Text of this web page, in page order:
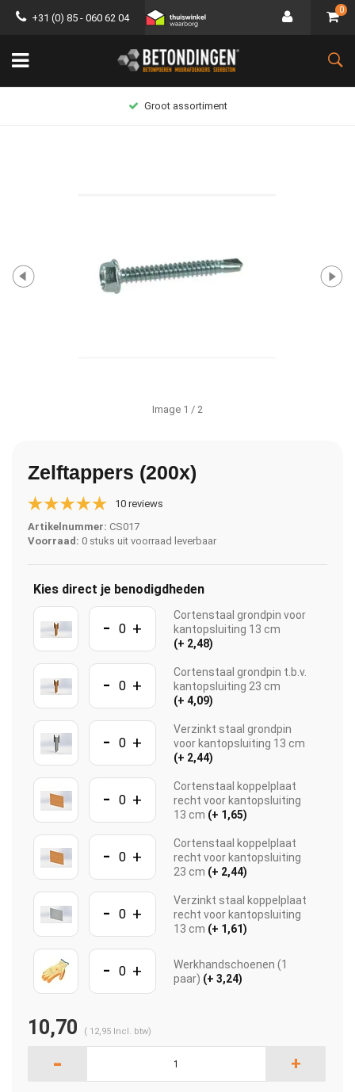
+31 (0) 85 - 060 62 04
0
Groot assortiment
Image 1 / 2
Zelftappers (200x)
10 reviews
Artikelnummer: CS017
Voorraad: 0 stuks uit voorraad leverbaar
Kies direct je benodigdheden
- +
Cortenstaal grondpin voor
kantopsluiting 13 cm
(+ 2,48)
- +
Cortenstaal grondpin t.b.v.
kantopsluiting 23 cm
(+ 4,09)
- +
Verzinkt staal grondpin
voor kantopsluiting 13 cm
(+ 2,44)
- +
Cortenstaal koppelplaat
recht voor kantopsluiting
13 cm (+ 1,65)
- +
Cortenstaal koppelplaat
recht voor kantopsluiting
23 cm (+ 2,44)
- +
Verzinkt staal koppelplaat
recht voor kantopsluiting
13 cm (+ 1,61)
- +
Werkhandschoenen (1
paar) (+ 3,24)
10,70 ( 12,95 Incl. btw)
- +